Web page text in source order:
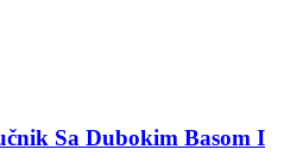
Sa Dubokim Basom I